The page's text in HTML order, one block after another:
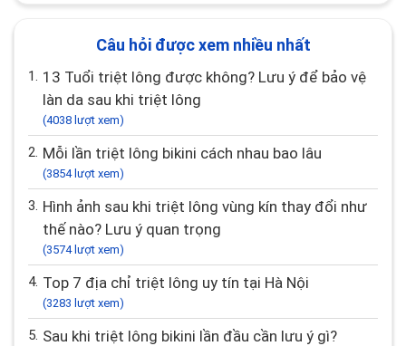
Câu hỏi được xem nhiều nhất
1. 13 Tuổi triệt lông được không? Lưu ý để bảo vệ
làn da sau khi triệt lông
(4038 lượt xem)
2. Mỗi lần triệt lông bikini cách nhau bao lâu
(3854 lượt xem)
3. Hình ảnh sau khi triệt lông vùng kín thay đổi như
thế nào? Lưu ý quan trọng
(3574 lượt xem)
4. Top 7 địa chỉ triệt lông uy tín tại Hà Nội
(3283 lượt xem)
5. Sau khi triệt lông bikini lần đầu cần lưu ý gì?